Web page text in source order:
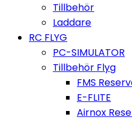
Tillbehör
Laddare
RC FLYG
PC-SIMULATOR
Tillbehör Flyg
FMS
E-FLITE
Airnox